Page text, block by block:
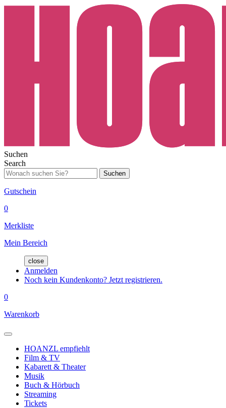
Suchen
Search
Suchen
Gutschein
0
Merkliste
Mein Bereich
close
Anmelden
Noch kein Kundenkonto? Jetzt registrieren.
0
Warenkorb
HOANZL empfiehlt
Film & TV
Kabarett & Theater
Musik
Buch & Hörbuch
Streaming
Tickets